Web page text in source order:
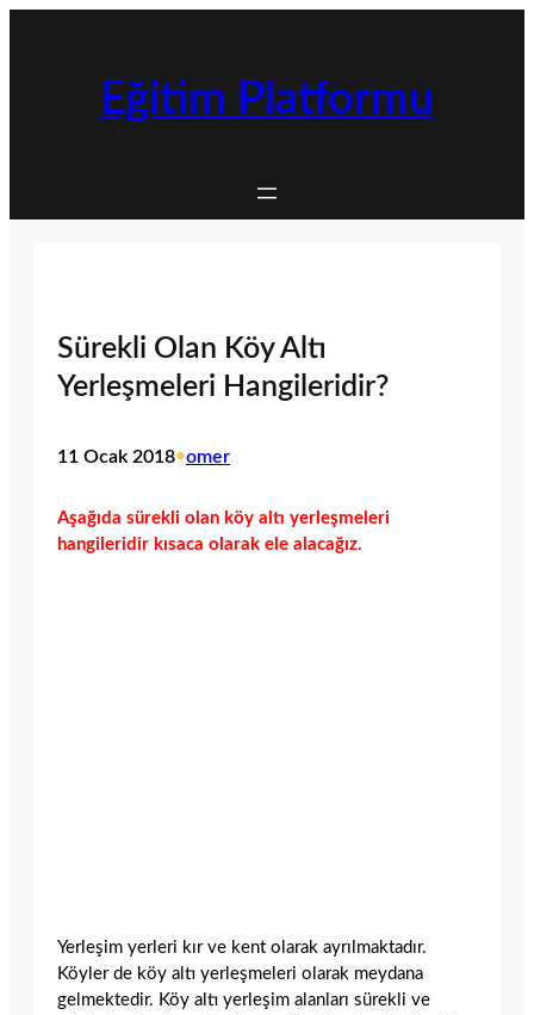
Eğitim Platformu
Sürekli Olan Köy Altı
Yerleşmeleri Hangileridir?
11 Ocak 2018•omer
Aşağıda sürekli olan köy altı yerleşmeleri
hangileridir kısaca olarak ele alacağız.
Yerleşim yerleri kır ve kent olarak ayrılmaktadır.
Köyler de köy altı yerleşmeleri olarak meydana
gelmektedir. Köy altı yerleşim alanları sürekli ve